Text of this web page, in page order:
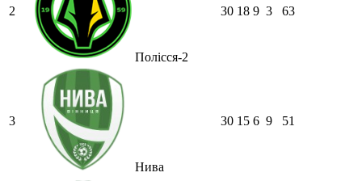
2
Полісся-2
30 18 9 3 63
3
Нива
30 15 6 9 51